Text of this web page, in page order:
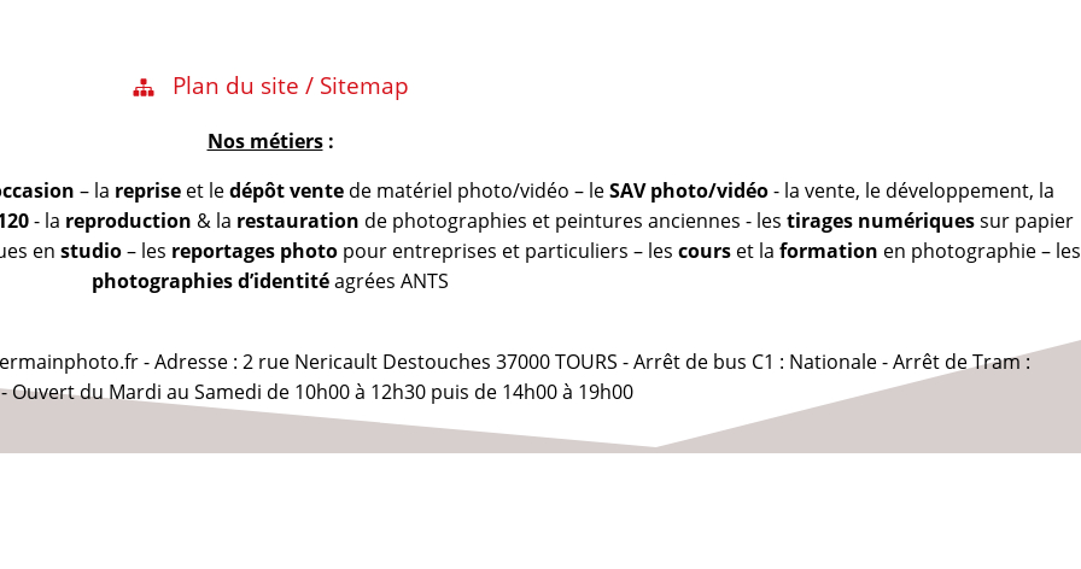
Plan du site / Sitemap
Nos métiers:
– la repriseet ledépôt ventede matériel photo/vidéo – leSAV photo/vidéo- la vente, le développement, la
- la reproduction & la restauration de photographies et peintures anciennes - les tirages numériquessur papier
en studio– les reportages photopour entreprises et particuliers – les courset la formation en photographie – les
photographies d’identitéagrées ANTS
- Adresse : 2 rue Nericault Destouches 37000 TOURS - Arrêt de bus C1 : Nationale - Arrêt de Tram :
Ouvert du Mardi au Samedi de 10h00 à 12h30 puis de 14h00 à 19h00